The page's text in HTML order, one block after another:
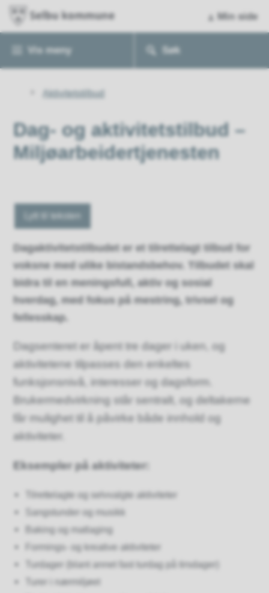
Vis meny Søk
Min side
Aktivitetstilbud
Dag- og aktivitetstilbud –
Miljøarbeidertjenesten
Lytt til teksten
Dagaktivitetstilbudet er et tilrettelagt tilbud for
voksne med ulike bistandsbehov. Tilbudet skal
bidra til en meningsfull, aktiv og sosial
hverdag, med fokus på mestring, trivsel og
fellesskap.
Dagsenteret er åpent tre dager i uken, og
aktivitetene tilpasses den enkeltes
funksjonsnivå, interesser og dagsform.
Brukermedvirkning står sentralt, og deltakerne
får mulighet til å påvirke både innhold og
aktiviteter.
Eksempler på aktiviteter:
Tilrettelagte og selvvalgte aktiviteter
Sangstunder og musikk
Baking og matlaging
Formings- og kreative aktiviteter
Turdager (blant annet fast turdag på tirsdager)
Turer i nærmiljøet